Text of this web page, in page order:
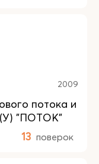
2009
потока и
"ПОТОК"
13 поверок